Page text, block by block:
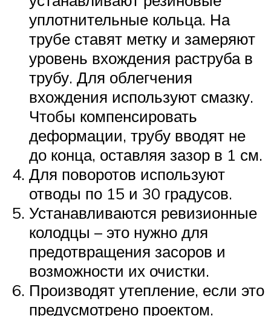
уплотнительные кольца. На
трубе ставят метку и замеряют
уровень вхождения раструба в
трубу. Для облегчения
вхождения используют смазку.
Чтобы компенсировать
деформации, трубу вводят не
до конца, оставляя зазор в 1 см.
Для поворотов используют
отводы по 15 и 30 градусов.
Устанавливаются ревизионные
колодцы – это нужно для
предотвращения засоров и
возможности их очистки.
Производят утепление, если это
предусмотрено проектом.